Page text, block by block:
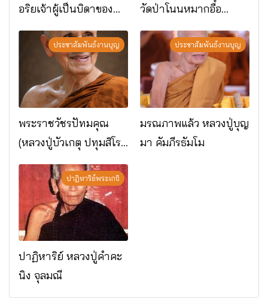
อริยเจ้าผู้เป็นบิดาของ
พระกรรมฐาน
วัดป่าโนนหมากอื๋อ
อ.เมือง จ.มหาสารคาม
ประชาสัมพันธ์งานบุญ
พระราชวัชรปัทมคุณ
(หลวงปู่บัวเกตุ ปทุมสิโร)
มรณภาพแล้ว วัดป่า
ดาราภิรมย์ อ.แม่ริม
จ.เชียงใหม่
ประชาสัมพันธ์งานบุญ
มรณภาพแล้ว หลวงปู่บุญ
มา คัมภีรธัมโม
ปาฏิหาริย์พระเกจิ
ปาฏิหาริย์ หลวงปู่คำคะ
นิง จุลมณี